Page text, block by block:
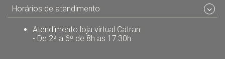
Horários de atendimento
Atendimento loja virtual Catran
- De 2ª a 6ª de 8h as 17:30h